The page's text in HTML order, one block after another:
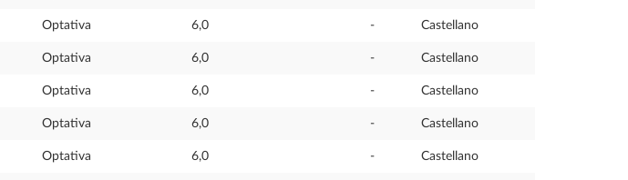
Optativa 6,0 - Castellano
Optativa 6,0 - Castellano
Optativa 6,0 - Castellano
Optativa 6,0 - Castellano
Optativa 6,0 - Castellano